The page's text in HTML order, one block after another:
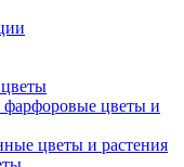
фарфоровые цветы и
цветы и растения